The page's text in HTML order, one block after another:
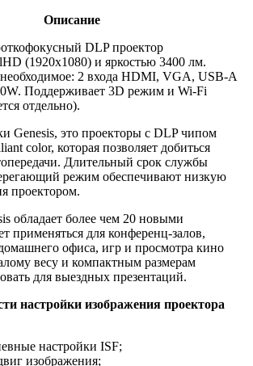
Описание
DLP проектор
(1920х1080) и яркостью 3400 лм.
2 входа HDMI, VGA, USB-A
Поддерживает 3D режим и Wi-Fi
отдельно).
Genesis, это проекторы с DLP чипом
color, которая позволяет добиться
Длительный срок службы
режим обеспечивают низкую
проектором.
обладает более чем 20 новыми
применяться для конференц-залов,
офиса, игр и просмотра кино
весу и компактным размерам
для выездных презентаций.
настройки изображения проектора
настройки ISF;
изображения;